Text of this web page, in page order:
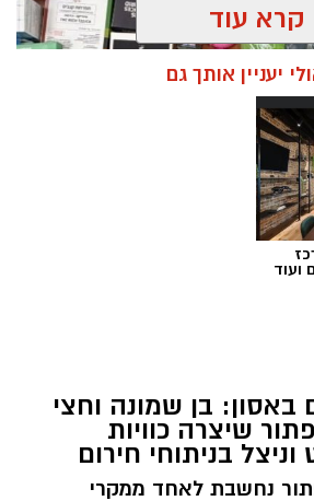
בימים האחרונים שתי
שהובילו למעצר של שלושה
קרא עוד
יעניין אותך גם
ועוד
בן שמונה וחצי
שיצרה כוויות
בניתוחי חירום
נחשבת לאחד ממקרי